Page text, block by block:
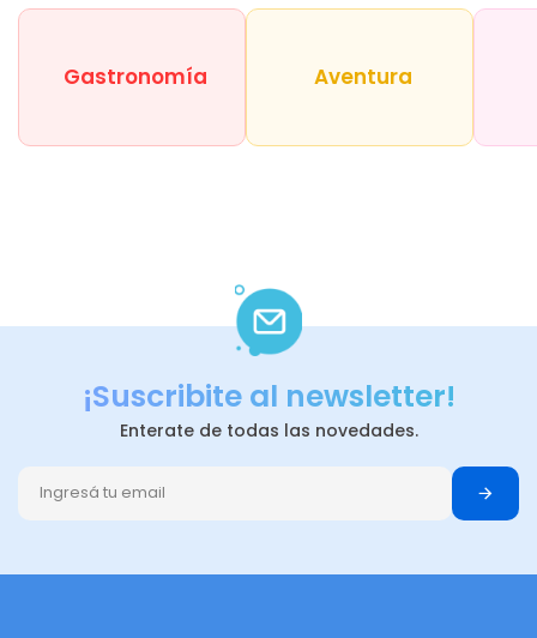
Gastronomía Aventura
¡Suscribite al newsletter!
Enterate de todas las novedades.